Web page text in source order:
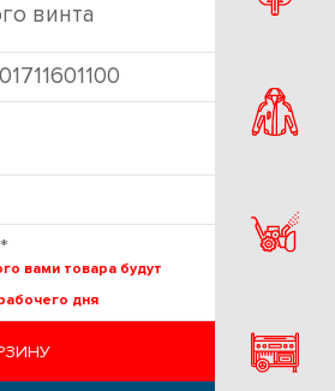
винта
вами товара будут
дня